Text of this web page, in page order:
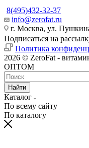
8(495)432-32-37
info@zerofat.ru
г. Москва, ул.
Подписаться на
Политика
2026 © ZeroFat -
ОПТОМ
Найти
Каталог
По всему сайту
По каталогу